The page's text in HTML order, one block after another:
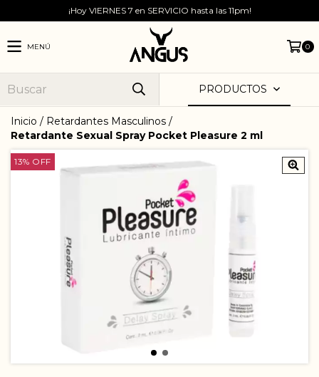
¡Hoy VIERNES 7 en SERVICIO hasta las 11pm!
MENÚ 0
PRODUCTOS
Inicio / Retardantes Masculinos /
Retardante Sexual Spray Pocket Pleasure 2 ml
13% OFF